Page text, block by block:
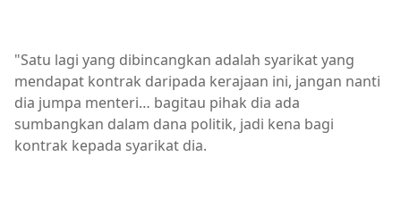
"Satu lagi yang dibincangkan adalah syarikat yang
mendapat kontrak daripada kerajaan ini, jangan nanti
dia jumpa menteri… bagitau pihak dia ada
sumbangkan dalam dana politik, jadi kena bagi
kontrak kepada syarikat dia.